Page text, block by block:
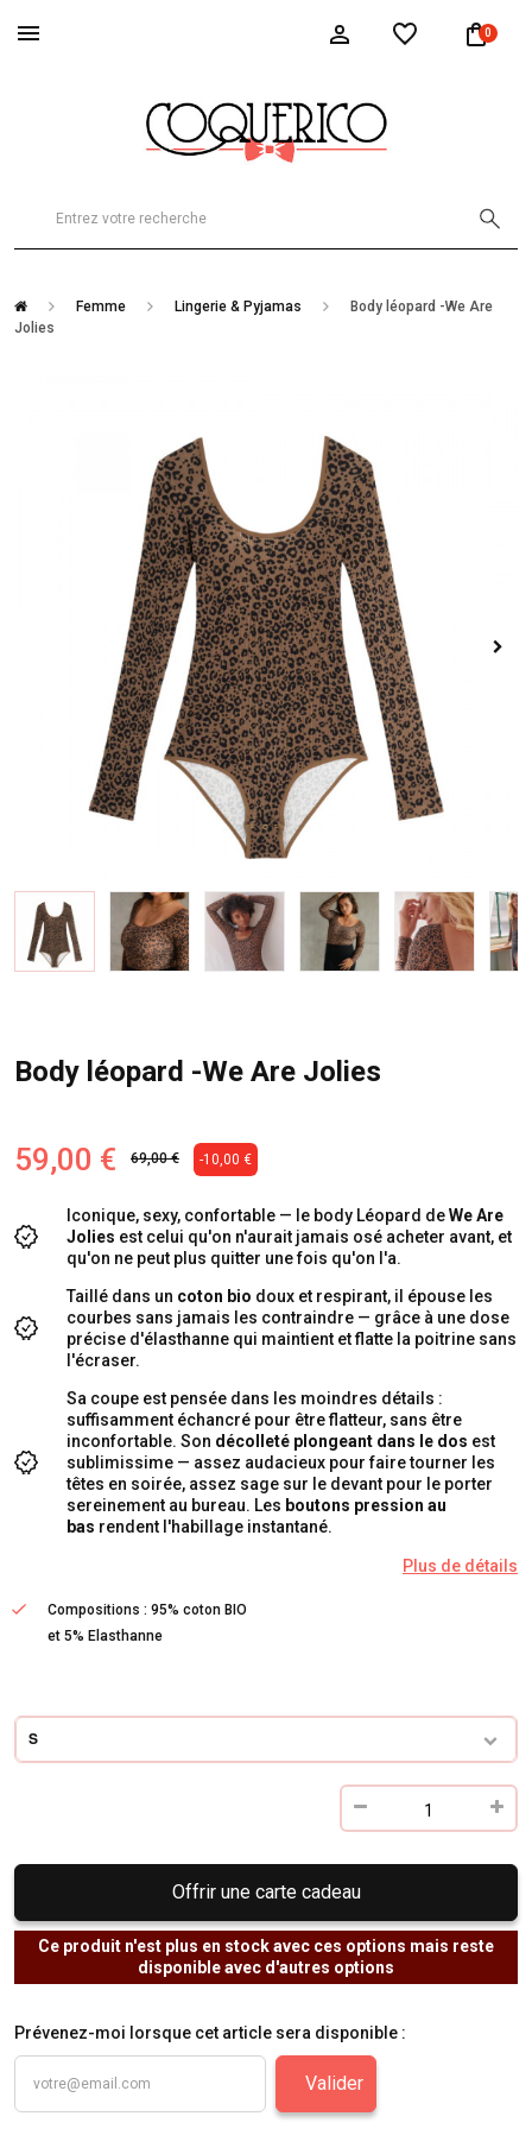
0
Femme Lingerie & Pyjamas
Body léopard -We Are
Jolies
Body léopard -We Are Jolies
59,00 € 69,00 € -10,00 €
Iconique, sexy, confortable — le body Léopard deWe Are
Jolies est celui qu'on n'aurait jamais osé acheter avant, et
qu'on ne peut plus quitter une fois qu'on l'a.
Taillé dans un coton bio doux et respirant, il épouse les
courbes sans jamais les contraindre — grâce à une dose
précise d'élasthanne qui maintient et flatte la poitrine sans
l'écraser.
Sa coupe est pensée dans les moindres détails :
suffisamment échancré pour être flatteur, sans être
inconfortable. Son décolleté plongeant dans le dos est
sublimissime — assez audacieux pour faire tourner les
têtes en soirée, assez sage sur le devant pour le porter
sereinement au bureau. Les boutons pression au
bas rendent l'habillage instantané.
Plus de détails
Compositions : 95% coton BIO
et 5% Elasthanne
Offrir une carte cadeau
Ce produit n'est plus en stock avec ces options mais reste
disponible avec d'autres options
Prévenez-moi lorsque cet article sera disponible :
Valider